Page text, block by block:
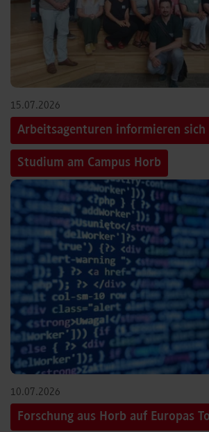
15.07.2026
Arbeitsagenturen informieren sich
Studium am Campus Horb
10.07.2026
Forschung aus Horb auf Europas